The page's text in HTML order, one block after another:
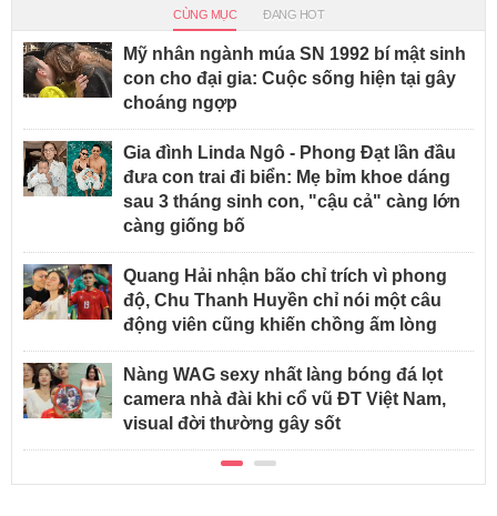
CÙNG MỤC ĐANG HOT
Mỹ nhân ngành múa SN 1992 bí mật sinh
con cho đại gia: Cuộc sống hiện tại gây
choáng ngợp
Gia đình Linda Ngô - Phong Đạt lần đầu
đưa con trai đi biển: Mẹ bỉm khoe dáng
sau 3 tháng sinh con, "cậu cả" càng lớn
càng giống bố
Quang Hải nhận bão chỉ trích vì phong
độ, Chu Thanh Huyền chỉ nói một câu
động viên cũng khiến chồng ấm lòng
Nàng WAG sexy nhất làng bóng đá lọt
camera nhà đài khi cổ vũ ĐT Việt Nam,
visual đời thường gây sốt